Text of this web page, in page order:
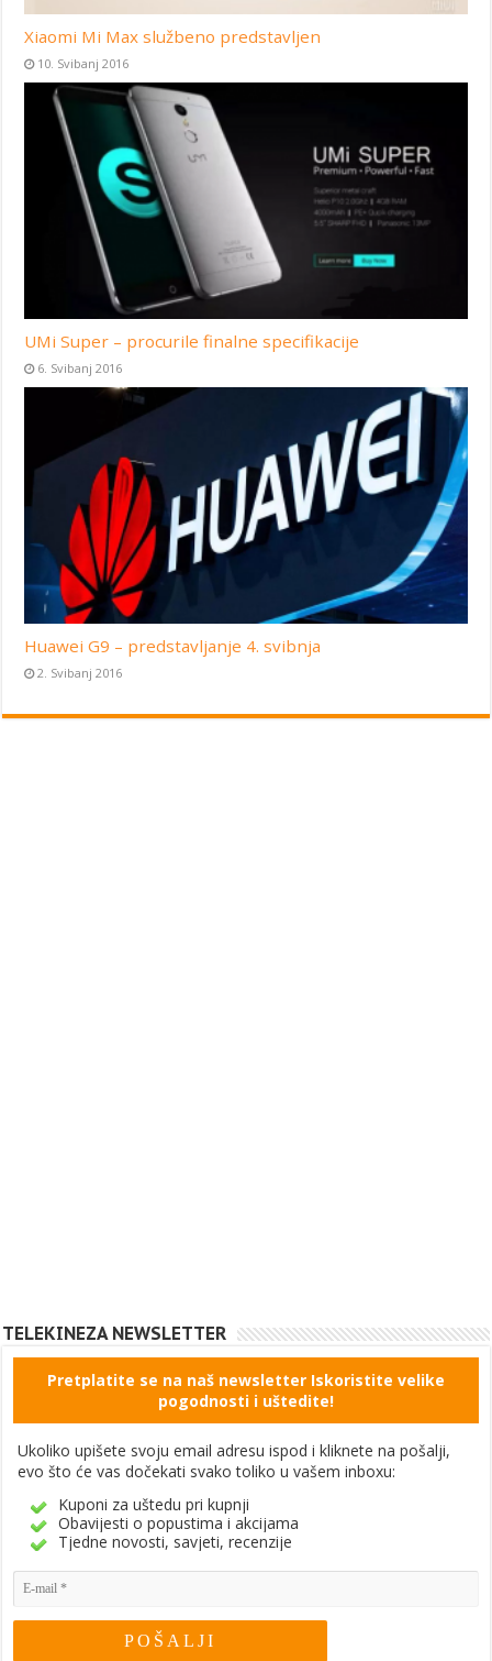
Xiaomi Mi Max službeno predstavljen
10. Svibanj 2016
UMi Super – procurile finalne specifikacije
6. Svibanj 2016
Huawei G9 – predstavljanje 4. svibnja
2. Svibanj 2016
TELEKINEZA NEWSLETTER
Pretplatite se na naš newsletter Iskoristite velike
pogodnosti i uštedite!
Ukoliko upišete svoju email adresu ispod i kliknete na pošalji,
evo što će vas dočekati svako toliko u vašem inboxu:
Kuponi za uštedu pri kupnji
Obavijesti o popustima i akcijama
Tjedne novosti, savjeti, recenzije